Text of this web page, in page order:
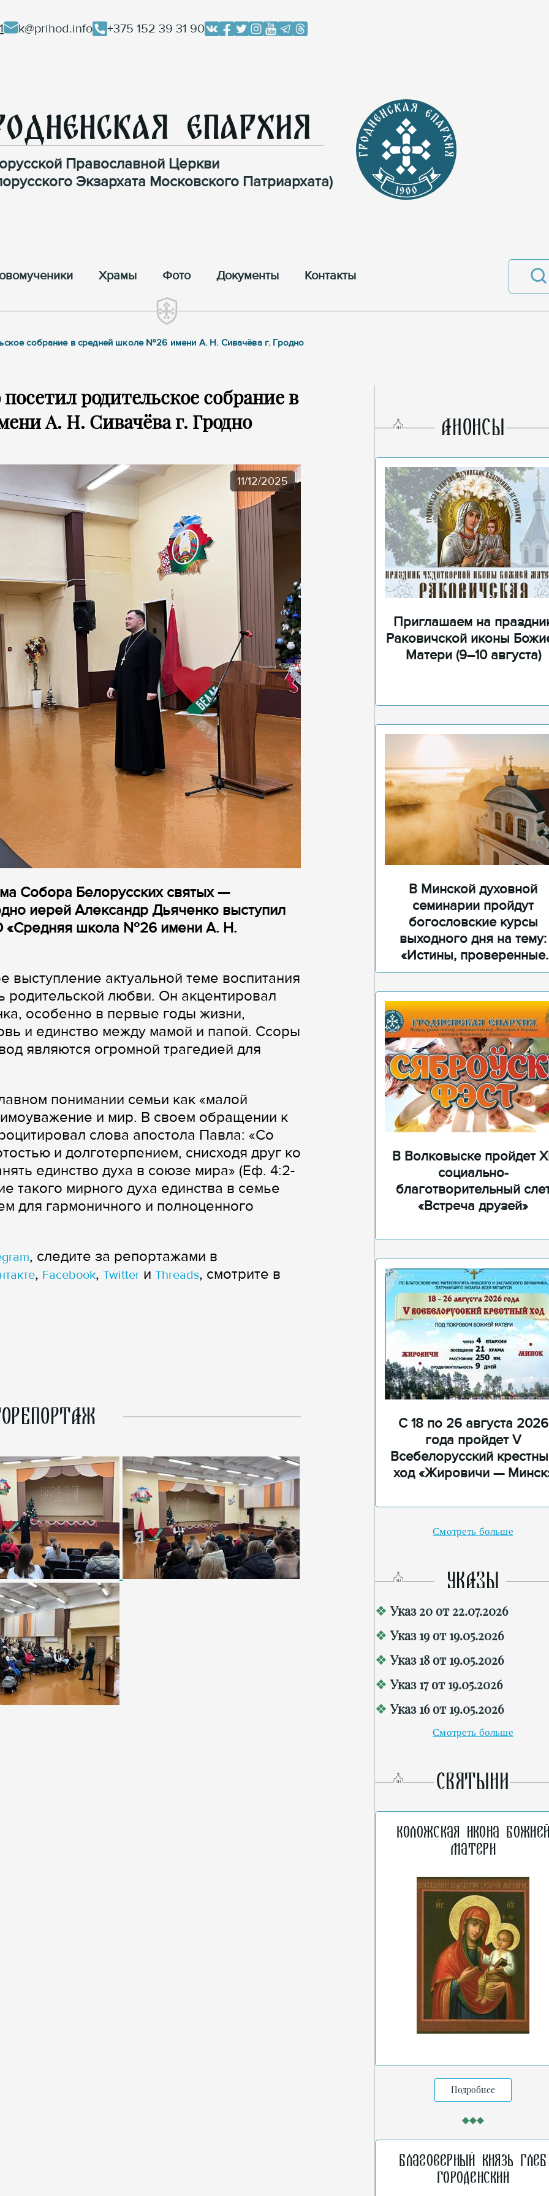
k@prihod.info +375 152 39 31 90
Епархия
Православной Церкви
Экзархата Московского Патриархата)
Храмы Фото Документы Контакты
собрание в средней школе №26 имени А. Н. Сивачёва г. Гродно
родительское собрание в
А. Н. Сивачёва г. Гродно
11/12/2025
Собора Белорусских святых —
иерей Александр Дьяченко выступил
«Средняя школа №26 имени А. Н.
выступление актуальной теме воспитания
родительской любви. Он акцентировал
особенно в первые годы жизни,
и единство между мамой и папой. Ссоры
являются огромной трагедией для
понимании семьи как «малой
и мир. В своем обращении к
слова апостола Павла: «Со
и долготерпением, снисходя друг ко
единство духа в союзе мира» (Еф. 4:2-
такого мирного духа единства в семье
для гармоничного и полноценного
, следите за репортажами в
, Facebook, Twitter и Threads, смотрите в
AНОНСЫ
Приглашаем на
Раковичской иконы
Матери (9–10 августа)
В Минской духовной
семинарии пройдут
богословские курсы
выходного дня на тему:
«Истины, проверенные
временем»
В Волковыске пройдет
социально-
благотворительный
«Встреча друзей»
С 18 по 26 августа 2026
года пройдет V
Всебелорусский
ход «Жировичи —
Смотреть больше
УКАЗЫ
Указ 20 от 22.07.2026
Указ 19 от 19.05.2026
Указ 18 от 19.05.2026
Указ 17 от 19.05.2026
Указ 16 от 19.05.2026
Смотреть больше
СВЯТЫНИ
Коложская икона
Матери
Подробнее
Благоверный князь Глеб
Городенский